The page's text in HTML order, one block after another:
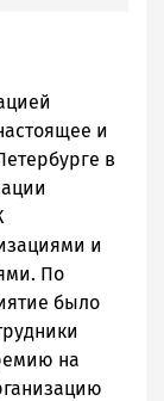
и
в
и
По
было
на